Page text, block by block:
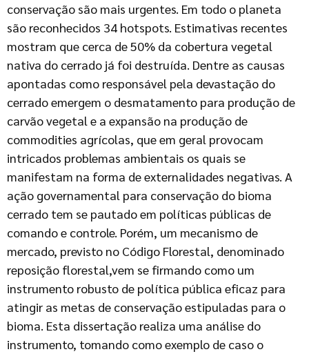
conservação são mais urgentes. Em todo o planeta
são reconhecidos 34 hotspots. Estimativas recentes
mostram que cerca de 50% da cobertura vegetal
nativa do cerrado já foi destruída. Dentre as causas
apontadas como responsável pela devastação do
cerrado emergem o desmatamento para produção de
carvão vegetal e a expansão na produção de
commodities agrícolas, que em geral provocam
intricados problemas ambientais os quais se
manifestam na forma de externalidades negativas. A
ação governamental para conservação do bioma
cerrado tem se pautado em políticas públicas de
comando e controle. Porém, um mecanismo de
mercado, previsto no Código Florestal, denominado
reposição florestal,vem se firmando como um
instrumento robusto de política pública eficaz para
atingir as metas de conservação estipuladas para o
bioma. Esta dissertação realiza uma análise do
instrumento, tomando como exemplo de caso o